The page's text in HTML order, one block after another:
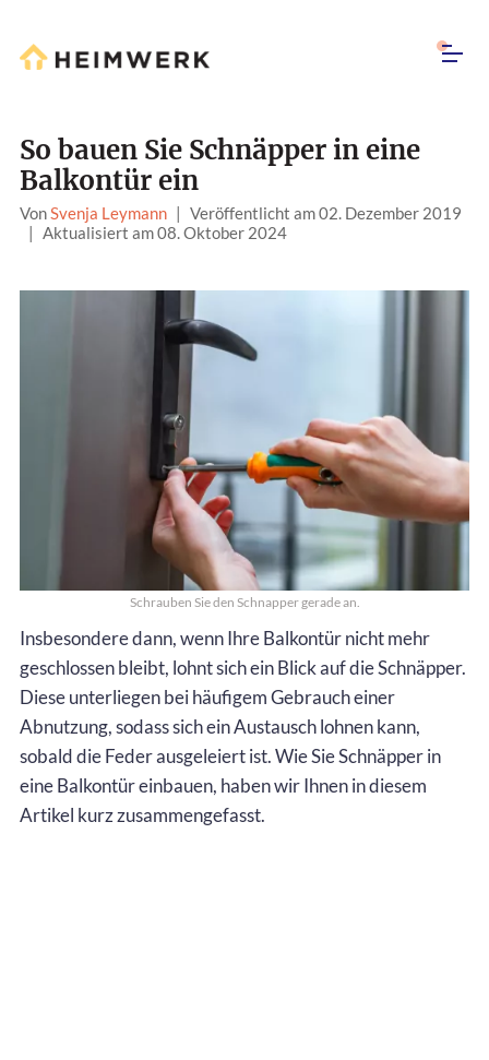
So bauen Sie Schnäpper in eine
Balkontür ein
VonSvenja Leymann | Veröffentlicht am 02. Dezember 2019
| Aktualisiert am 08. Oktober 2024
Schrauben Sie den Schnapper gerade an.
Insbesondere dann, wenn Ihre Balkontür nicht mehr
geschlossen bleibt, lohnt sich ein Blick auf die Schnäpper.
Diese unterliegen bei häufigem Gebrauch einer
Abnutzung, sodass sich ein Austausch lohnen kann,
sobald die Feder ausgeleiert ist. Wie Sie Schnäpper in
eine Balkontür einbauen, haben wir Ihnen in diesem
Artikel kurz zusammengefasst.